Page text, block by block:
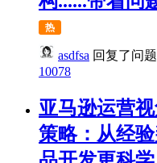
热
asdfsa 回复了问题
10078
亚马逊运营
策略：从经